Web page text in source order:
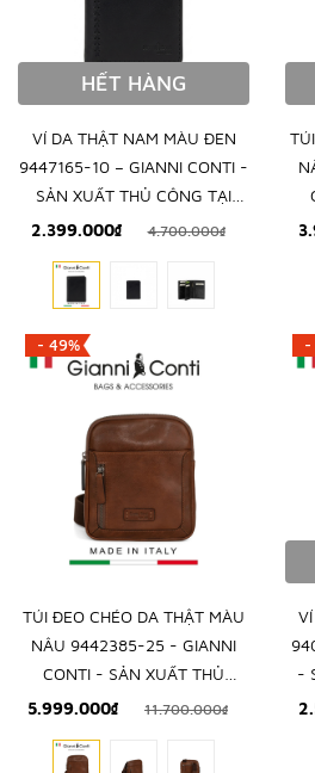
HẾT HÀNG
VÍ DA THẬT NAM MÀU ĐEN
9447165-10 – GIANNI CONTI -
SẢN XUẤT THỦ CÔNG TẠI
ITALY
2.399.000₫ 4.700.000₫
- 49%
TÚI ĐEO CHÉO DA THẬT MÀU
NÂU 9442385-25 - GIANNI
CONTI - SẢN XUẤT THỦ
CÔNG TẠI ITALY
5.999.000₫ 11.700.000₫
-
-